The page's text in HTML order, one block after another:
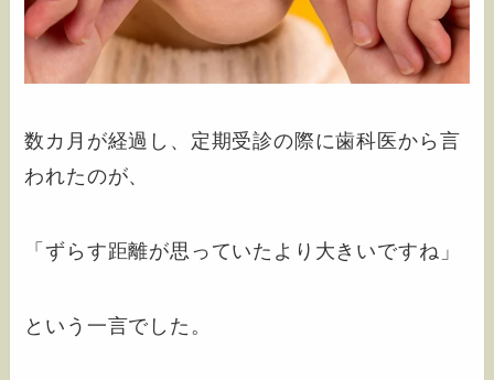
数カ月が経過し、定期受診の際に歯科医から言
われたのが、
「ずらす距離が思っていたより大きいですね」
という一言でした。